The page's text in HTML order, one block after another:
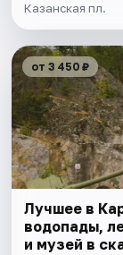
Казанская пл.
от 3 450 ₽
Лучшее в
водопады,
и музей в